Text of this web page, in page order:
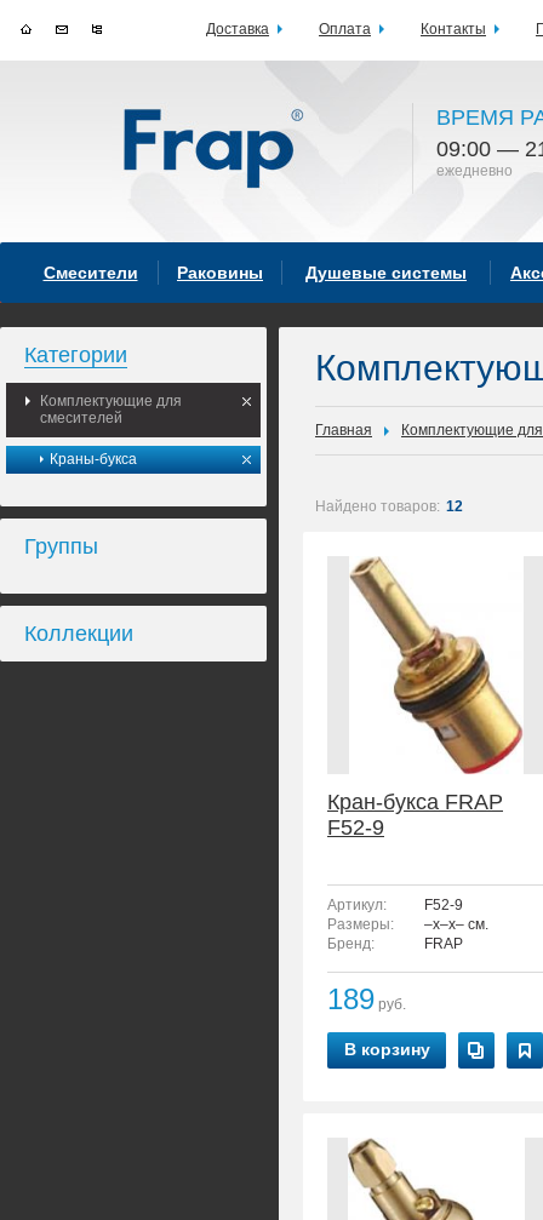
ВРЕМЯ
09:00 —
ежедневно
Смесители Раковины Душевые системы
Категории
Комплектующие для
смесителей
Краны-букса
Группы
Коллекции
Главная Комплектующие
Найдено товаров: 12
Кран-букса FRAP
F52-9
Артикул:
F52-9
Размеры:
–x–x– см.
Бренд:
FRAP
189 руб.
В корзину
Доставка Оплата Контакты